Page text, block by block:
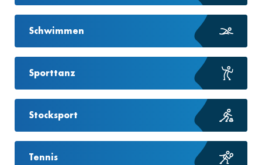
Schwimmen
Sporttanz
Stocksport
Tennis